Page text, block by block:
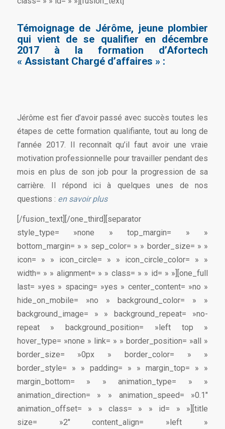
Témoignage de Jérôme, jeune plombier
qui vient de se qualifier en décembre
2017 à la formation d’Afortech
« Assistant Chargé d’affaires » :
Jérôme est fier d’avoir passé avec succès toutes les
étapes de cette formation qualifiante, tout au long de
l’année 2017. Il reconnaît qu’il faut avoir une vraie
motivation professionnelle pour travailler pendant des
mois en plus de son job pour la progression de sa
carrière. Il répond ici à quelques unes de nos
questions : en savoir plus
[/fusion_text][/one_third][separator
style_type= »none » top_margin= » »
bottom_margin= » » sep_color= » » border_size= » »
icon= » » icon_circle= » » icon_circle_color= » »
width= » » alignment= » » class= » » id= » »][one_full
last= »yes » spacing= »yes » center_content= »no »
hide_on_mobile= »no » background_color= » »
background_image= » » background_repeat= »no-
repeat » background_position= »left top »
hover_type= »none » link= » » border_position= »all »
border_size= »0px » border_color= » »
border_style= » » padding= » » margin_top= » »
margin_bottom= » » animation_type= » »
animation_direction= » » animation_speed= »0.1″
animation_offset= » » class= » » id= » »][title
size= »2″ content_align= »left »